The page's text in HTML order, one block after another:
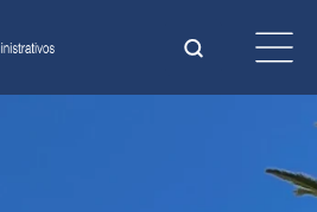
Buscar:
Cuando